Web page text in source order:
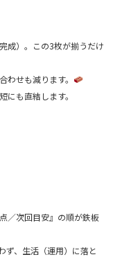
）。この3枚が揃うだけ
せも減ります。
も直結します。
／次回目安』の順が鉄板
ず、生活（運用）に落と